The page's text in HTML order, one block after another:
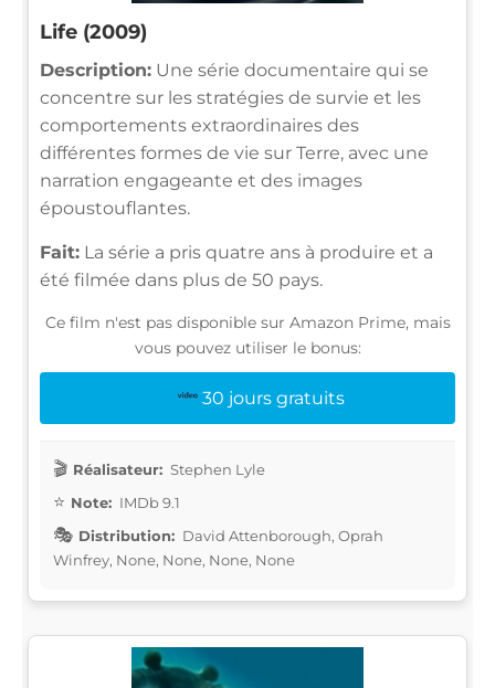
Life (2009)
Description: Une série documentaire qui se
concentre sur les stratégies de survie et les
comportements extraordinaires des
différentes formes de vie sur Terre, avec une
narration engageante et des images
époustouflantes.
Fait: La série a pris quatre ans à produire et a
été filmée dans plus de 50 pays.
Ce film n'est pas disponible sur Amazon Prime, mais
vous pouvez utiliser le bonus:
30 jours gratuits
Réalisateur: Stephen Lyle
Note: IMDb 9.1
Distribution: David Attenborough, Oprah
Winfrey, None, None, None, None